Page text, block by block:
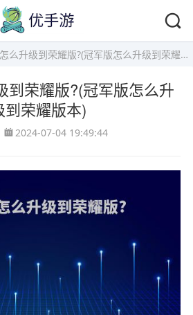
么升级到荣耀版?(冠军版怎么升级到荣耀版本)
到荣耀版?(冠军版怎么升
到荣耀版本)
2024-07-04 19:49:44